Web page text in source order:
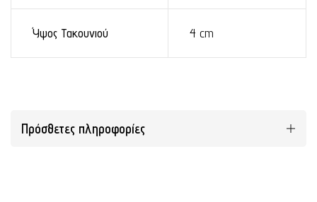
Ύψος Τακουνιού 4 cm
Πρόσθετες πληροφορίες